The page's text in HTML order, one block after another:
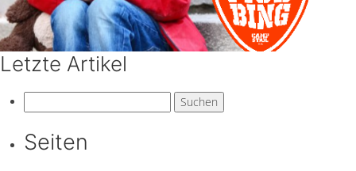
Letzte Artikel
nach:
Seiten